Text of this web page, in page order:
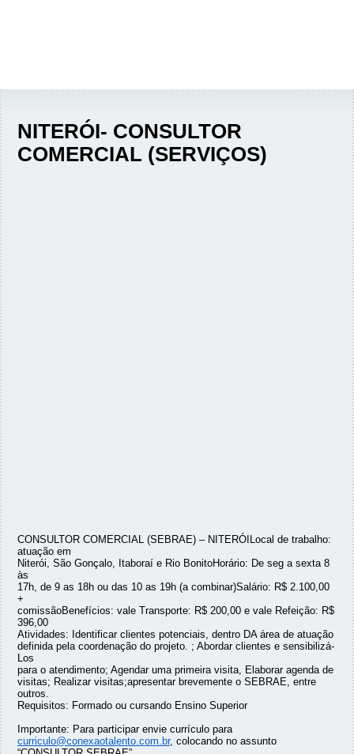
NITERÓI- CONSULTOR
COMERCIAL (SERVIÇOS)
CONSULTOR COMERCIAL (SEBRAE) – NITERÓILocal de trabalho:
atuação em
Niterói, São Gonçalo, Itaboraí e Rio BonitoHorário: De seg a sexta 8
às
17h, de 9 as 18h ou das 10 as 19h (a combinar)Salário: R$ 2.100,00
+
comissãoBenefícios: vale Transporte: R$ 200,00 e vale Refeição: R$
396,00
Atividades: Identificar clientes potenciais, dentro DA área de atuação
definida pela coordenação do projeto. ; Abordar clientes e sensibilizá-
Los
para o atendimento; Agendar uma primeira visita, Elaborar agenda de
visitas; Realizar visitas;apresentar brevemente o SEBRAE, entre
outros.
Requisitos: Formado ou cursando Ensino Superior
Importante: Para participar envie currículo para
curriculo@conexaotalento.com.br, colocando no assunto